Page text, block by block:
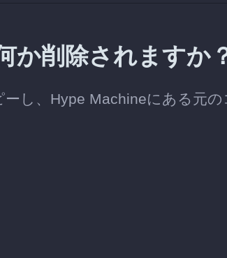
か削除されますか
し、Hype Machineにある元の